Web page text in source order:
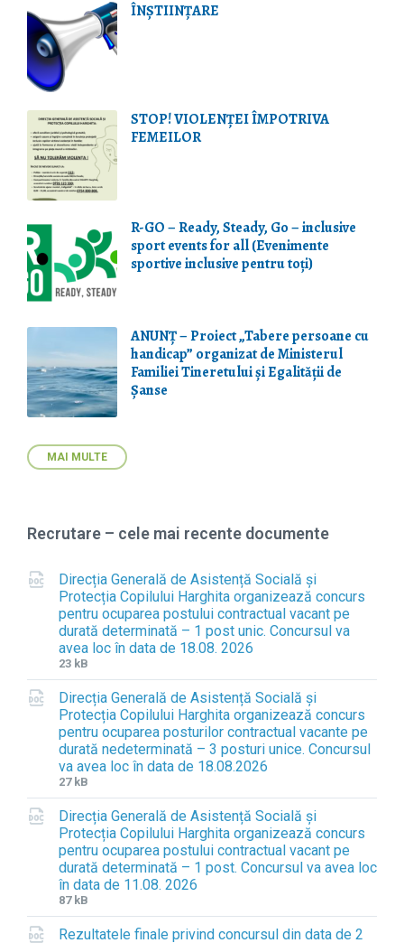
ÎNȘTIINȚARE
STOP! VIOLENŢEI ÎMPOTRIVA
FEMEILOR
R-GO – Ready, Steady, Go – inclusive
sport events for all (Evenimente
sportive inclusive pentru toți)
ANUNȚ – Proiect „Tabere persoane cu
handicap” organizat de Ministerul
Familiei Tineretului și Egalității de
Șanse
MAI MULTE
Recrutare – cele mai recente documente
Direcția Generală de Asistență Socială și
Protecția Copilului Harghita organizează concurs
pentru ocuparea postului contractual vacant pe
durată determinată – 1 post unic. Concursul va
avea loc în data de 18.08. 2026
F
i
l
e
e
x
t
e
n
s
i
o
n
:
d
F
i
l
e
s
i
z
e
:
23 kB
Direcția Generală de Asistență Socială și
Protecția Copilului Harghita organizează concurs
pentru ocuparea posturilor contractual vacante pe
durată nedeterminată – 3 posturi unice. Concursul
va avea loc în data de 18.08.2026
F
i
l
e
e
x
t
e
n
s
F
i
l
e
s
i
z
e
:
27 kB
Direcția Generală de Asistență Socială și
Protecția Copilului Harghita organizează concurs
pentru ocuparea postului contractual vacant pe
durată determinată – 1 post. Concursul va avea loc
în data de 11.08. 2026
F
i
l
F
i
l
87 kB
Rezultatele finale privind concursul din data de 2